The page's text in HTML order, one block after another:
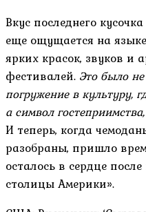
Вкус последнего
еще ощущается на
ярких красок, звуков и
фестивалей. Это было
погружение в культуру,
а символ
И теперь, когда
разобраны, пришло
осталось в сердце
столицы Америки».